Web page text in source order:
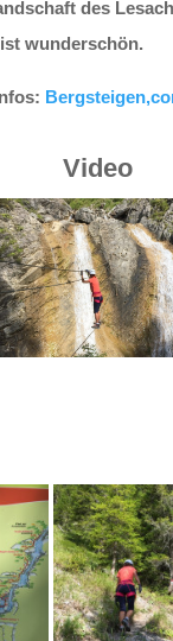
des
wunderschön.
Video